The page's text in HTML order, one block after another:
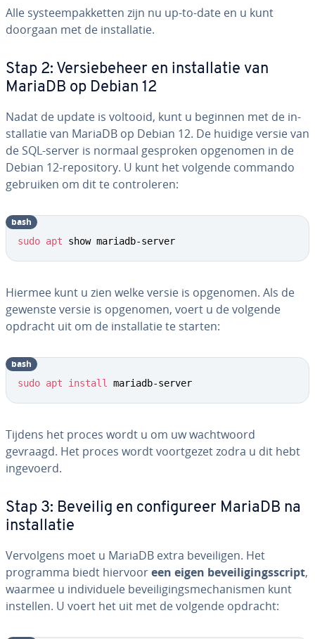
Alle sys­teem­pak­ket­ten zijn nu up-to-date en u kunt
doorgaan met de in­stal­la­tie.
Stap 2: Ver­sie­be­heer en in­stal­la­tie van
MariaDB op Debian 12
Nadat de update is voltooid, kunt u beginnen met de in­
stal­la­tie van MariaDB op Debian 12. De huidige versie van
de SQL-server is normaal gesproken opgenomen in de
Debian 12-re­po­si­to­ry. U kunt het volgende commando
gebruiken om dit te con­tro­le­ren:
sudo apt show mariadb-server
bash
Hiermee kunt u zien welke versie is opgenomen. Als de
gewenste versie is opgenomen, voert u de volgende
opdracht uit om de in­stal­la­tie te starten:
sudo apt install mariadb-server
bash
Tijdens het proces wordt u om uw wacht­woord
gevraagd. Het proces wordt voort­ge­zet zodra u dit hebt
ingevoerd.
Stap 3: Beveilig en con­fi­gu­reer MariaDB na
in­stal­la­tie
Ver­vol­gens moet u MariaDB extra be­vei­li­gen. Het
programma biedt hiervooreen eigen be­vei­li­gings­script,
waarmee u in­di­vi­du­e­le be­vei­li­gings­me­cha­nis­men kunt
instellen. U voert het uit met de volgende opdracht: